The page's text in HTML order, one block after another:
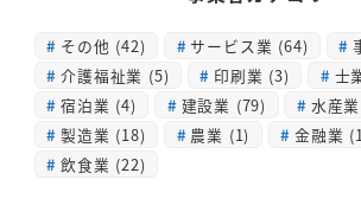
その他 (42) サービス業 (64)
介護福祉業 (5) 印刷業 (3) 士
宿泊業 (4) 建設業 (79) 水産業
製造業 (18) 農業 (1) 金融業
飲食業 (22)